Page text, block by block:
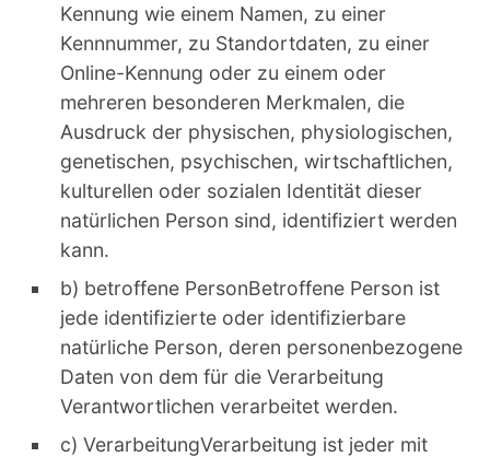
Kennung wie einem Namen, zu einer
Kennnummer, zu Standortdaten, zu einer
Online-Kennung oder zu einem oder
mehreren besonderen Merkmalen, die
Ausdruck der physischen, physiologischen,
genetischen, psychischen, wirtschaftlichen,
kulturellen oder sozialen Identität dieser
natürlichen Person sind, identifiziert werden
kann.
b) betroffene PersonBetroffene Person ist
jede identifizierte oder identifizierbare
natürliche Person, deren personenbezogene
Daten von dem für die Verarbeitung
Verantwortlichen verarbeitet werden.
c) VerarbeitungVerarbeitung ist jeder mit